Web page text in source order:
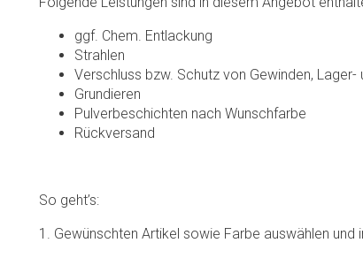
ggf. Chem. Entlackung
Strahlen
Verschluss bzw. Schutz von Gewinden, Lager-
Grundieren
Pulverbeschichten nach Wunschfarbe
Rückversand
So geht’s:
1. Gewünschten Artikel sowie Farbe auswählen und